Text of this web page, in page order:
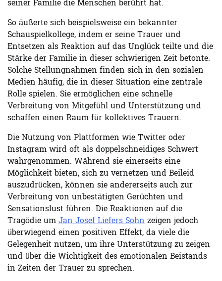
seiner Familie die Menschen berührt hat.
So äußerte sich beispielsweise ein bekannter
Schauspielkollege, indem er seine Trauer und
Entsetzen als Reaktion auf das Unglück teilte und die
Stärke der Familie in dieser schwierigen Zeit betonte.
Solche Stellungnahmen finden sich in den sozialen
Medien häufig, die in dieser Situation eine zentrale
Rolle spielen. Sie ermöglichen eine schnelle
Verbreitung von Mitgefühl und Unterstützung und
schaffen einen Raum für kollektives Trauern.
Die Nutzung von Plattformen wie Twitter oder
Instagram wird oft als doppelschneidiges Schwert
wahrgenommen. Während sie einerseits eine
Möglichkeit bieten, sich zu vernetzen und Beileid
auszudrücken, können sie andererseits auch zur
Verbreitung von unbestätigten Gerüchten und
Sensationslust führen. Die Reaktionen auf die
Tragödie um Jan Josef Liefers Sohn zeigen jedoch
überwiegend einen positiven Effekt, da viele die
Gelegenheit nutzen, um ihre Unterstützung zu zeigen
und über die Wichtigkeit des emotionalen Beistands
in Zeiten der Trauer zu sprechen.